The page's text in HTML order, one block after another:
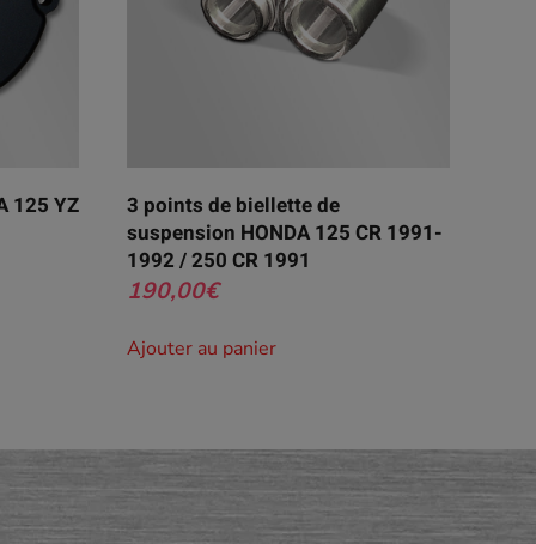
125 YZ
3 points de biellette de
suspension HONDA 125 CR 1991-
1992 / 250 CR 1991
190,00€
Ajouter au panier